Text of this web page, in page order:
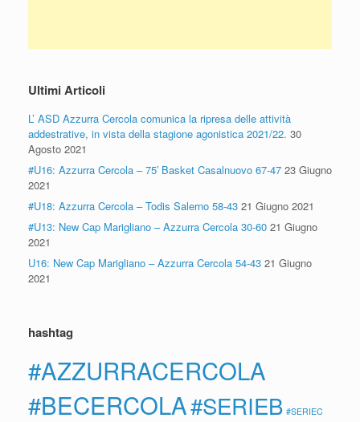
Ultimi Articoli
L’ ASD Azzurra Cercola comunica la ripresa delle attività
addestrative, in vista della stagione agonistica 2021/22. 30
Agosto 2021
#U16: Azzurra Cercola – 75′ Basket Casalnuovo 67-47 23 Giugno
2021
#U18: Azzurra Cercola – Todis Salerno 58-43 21 Giugno 2021
#U13: New Cap Marigliano – Azzurra Cercola 30-60 21 Giugno
2021
U16: New Cap Marigliano – Azzurra Cercola 54-43 21 Giugno
2021
hashtag
#AZZURRACERCOLA
#BECERCOLA#SERIEB #SERIEC